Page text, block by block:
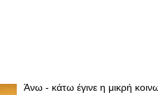
Άνω - κάτω έγινε η μικρή